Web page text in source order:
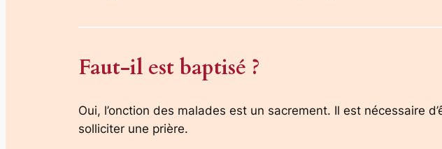
Faut-il est baptisé ?
Oui, l’onction des malades est un sacrement. Il est nécessaire
solliciter une prière.